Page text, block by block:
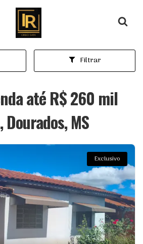
Página inicial
Filtrar
até R$ 260 mil
MS
Exclusivo